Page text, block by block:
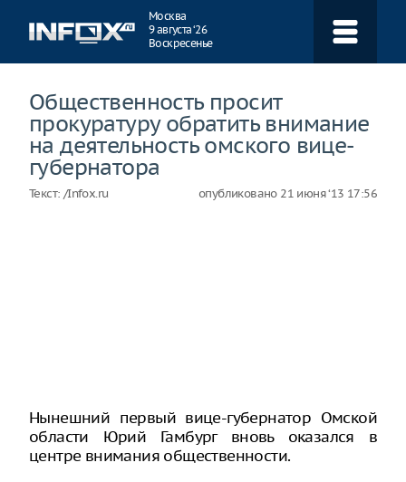
Москва
9 августа ‘26
Воскресенье
Общественность просит
прокуратуру обратить внимание
на деятельность омского вице-
губернатора
Текст: /Infox.ru опубликовано 21 июня ‘13 17:56
Нынешний первый вице-губернатор Омской
области Юрий Гамбург вновь оказался в
центре внимания общественности.